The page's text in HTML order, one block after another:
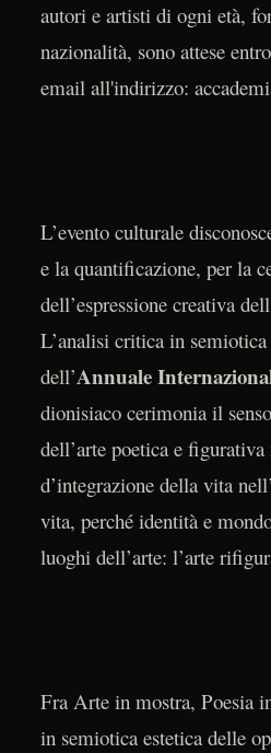
autori e artisti di ogni età,
nazionalità, sono attese
email all'indirizzo:
L’evento culturale
e la quantificazione, per la
dell’espressione creativa
L’analisi critica in
dell’Annuale
dionisiaco cerimonia il
dell’arte poetica e figurativa
d’integrazione della vita
vita, perché identità e
luoghi dell’arte: l’arte
Fra Arte in mostra, Poesia
in semiotica estetica delle